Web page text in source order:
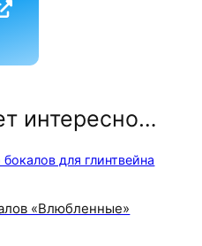
интересно…
«Влюбленные»